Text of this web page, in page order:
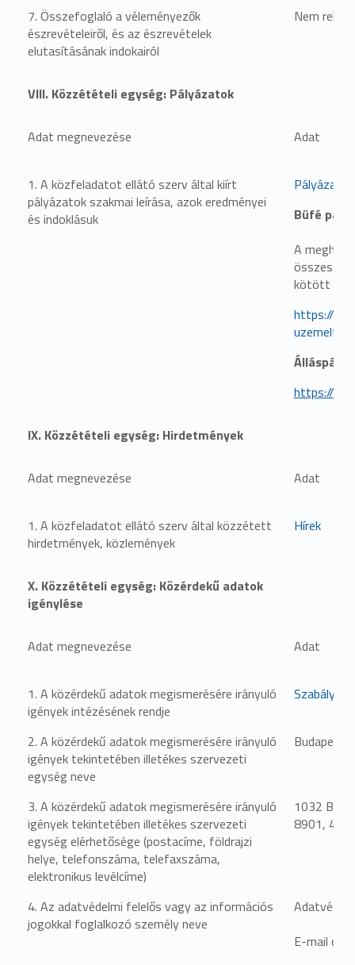
7. Összefoglaló a véleményezők
észrevételeiről, és az észrevételek
elutasításának indokairól
Nem
VIII. Közzétételi egység: Pályázatok
Adat megnevezése Adat
1. A közfeladatot ellátó szerv által kiírt
pályázatok szakmai leírása, azok eredményei
és indoklásuk
Pályázatok
Büfé
A
kötött
https://
https://
IX. Közzétételi egység: Hirdetmények
Adat megnevezése Adat
1. A közfeladatot ellátó szerv által közzétett
hirdetmények, közlemények
Hírek
X. Közzétételi egység: Közérdekű adatok
igénylése
Adat megnevezése Adat
1. A közérdekű adatok megismerésére irányuló
igények intézésének rendje
Szabályzat
2. A közérdekű adatok megismerésére irányuló
igények tekintetében illetékes szervezeti
egység neve
Budapesti
3. A közérdekű adatok megismerésére irányuló
igények tekintetében illetékes szervezeti
egység elérhetősége (postacíme, földrajzi
helye, telefonszáma, telefaxszáma,
elektronikus levélcíme)
1032
8901,
4. Az adatvédelmi felelős vagy az információs
jogokkal foglalkozó személy neve
E-mail